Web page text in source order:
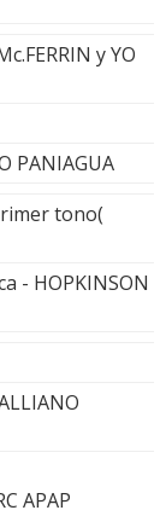
y YO
PANIAGUA
tono(
- HOPKINSON
APAP